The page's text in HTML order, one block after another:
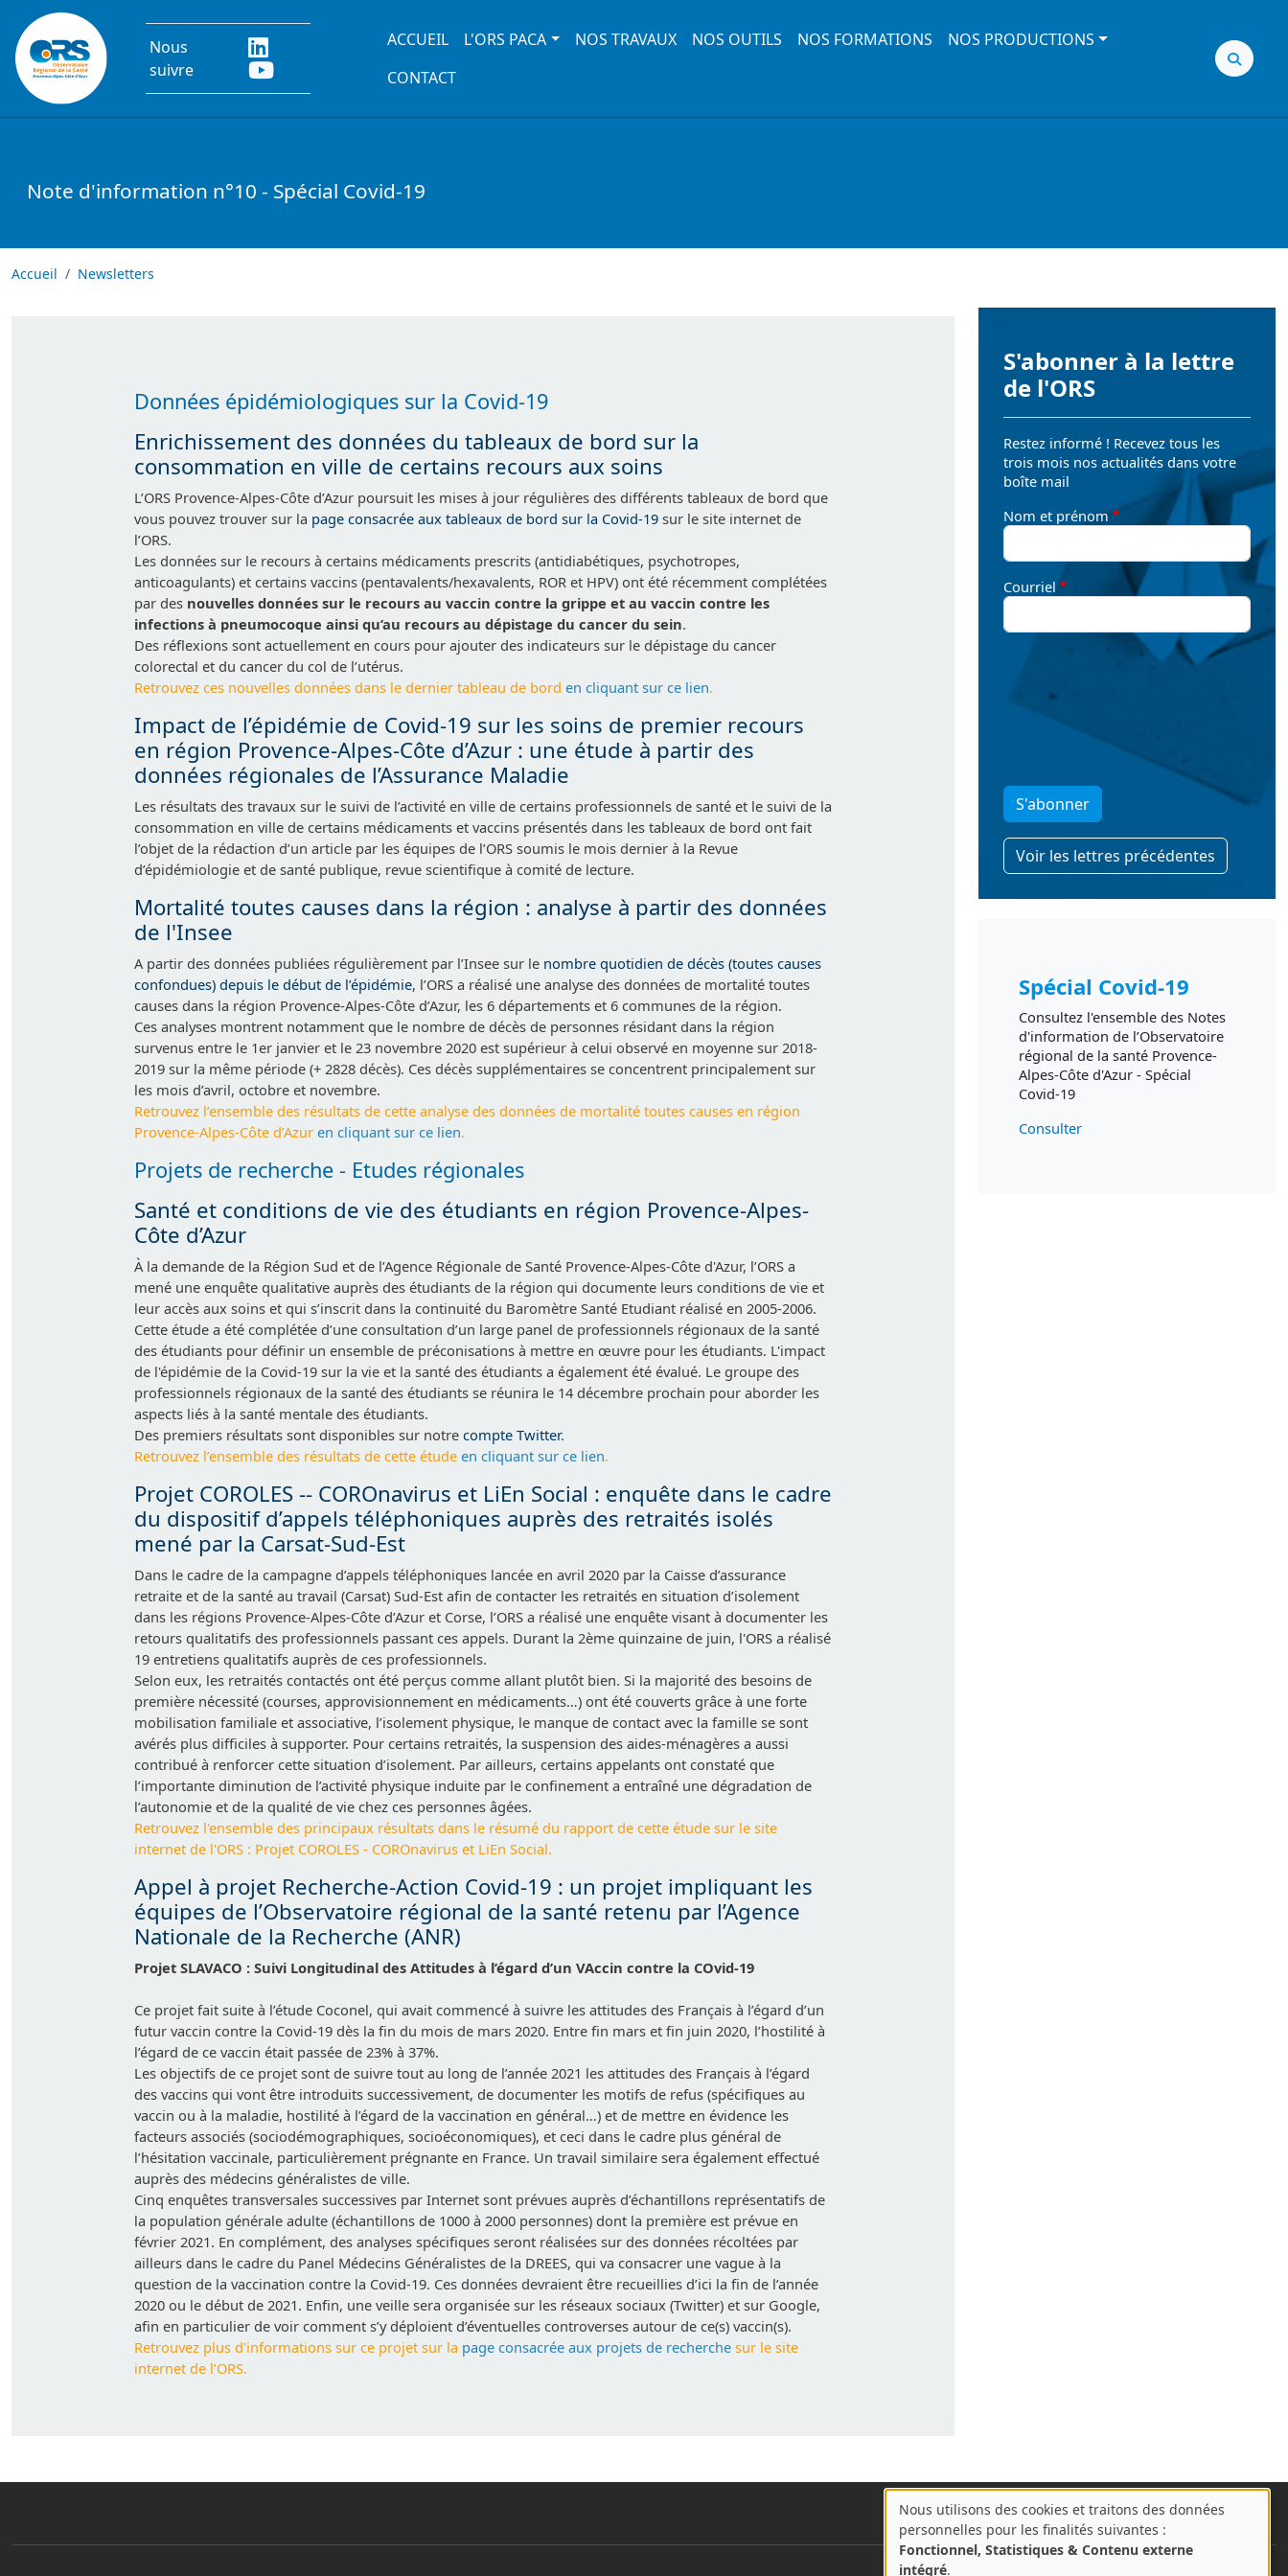
Aller au contenu principal
Nous
suivre
Main navigation
ACCUEIL L'ORS PACA NOS TRAVAUX NOS OUTILS NOS FORMATIONS
NOS PRODUCTIONS
CONTACT
Note d'information n°10 - Spécial Covid-19
Accueil Newsletters
Données épidémiologiques sur la Covid-19
Enrichissement des données du tableaux de bord sur la
consommation en ville de certains recours aux soins
L’ORS Provence-Alpes-Côte d’Azur poursuit les mises à jour régulières des différents tableaux de bord que
vous pouvez trouver sur la page consacrée aux tableaux de bord sur la Covid-19 sur le site internet de
l’ORS.
Les données sur le recours à certains médicaments prescrits (antidiabétiques, psychotropes,
anticoagulants) et certains vaccins (pentavalents/hexavalents, ROR et HPV) ont été récemment complétées
par des nouvelles données sur le recours au vaccin contre la grippe et au vaccin contre les
infections à pneumocoque ainsi qu’au recours au dépistage du cancer du sein.
Des réflexions sont actuellement en cours pour ajouter des indicateurs sur le dépistage du cancer
colorectal et du cancer du col de l’utérus.
Retrouvez ces nouvelles données dans le dernier tableau de bord en cliquant sur ce lien.
Impact de l’épidémie de Covid-19 sur les soins de premier recours
en région Provence-Alpes-Côte d’Azur : une étude à partir des
données régionales de l’Assurance Maladie
Les résultats des travaux sur le suivi de l’activité en ville de certains professionnels de santé et le suivi de la
consommation en ville de certains médicaments et vaccins présentés dans les tableaux de bord ont fait
l’objet de la rédaction d’un article par les équipes de l’ORS soumis le mois dernier à la Revue
d’épidémiologie et de santé publique, revue scientifique à comité de lecture.
Mortalité toutes causes dans la région : analyse à partir des données
de l'Insee
A partir des données publiées régulièrement par l’Insee sur le nombre quotidien de décès (toutes causes
confondues) depuis le début de l’épidémie, l’ORS a réalisé une analyse des données de mortalité toutes
causes dans la région Provence-Alpes-Côte d’Azur, les 6 départements et 6 communes de la région.
Ces analyses montrent notamment que le nombre de décès de personnes résidant dans la région
survenus entre le 1er janvier et le 23 novembre 2020 est supérieur à celui observé en moyenne sur 2018-
2019 sur la même période (+ 2828 décès). Ces décès supplémentaires se concentrent principalement sur
les mois d’avril, octobre et novembre.
Retrouvez l’ensemble des résultats de cette analyse des données de mortalité toutes causes en région
Provence-Alpes-Côte d’Azur en cliquant sur ce lien.
Projets de recherche - Etudes régionales
Santé et conditions de vie des étudiants en région Provence-Alpes-
Côte d’Azur
À la demande de la Région Sud et de l’Agence Régionale de Santé Provence-Alpes-Côte d'Azur, l’ORS a
mené une enquête qualitative auprès des étudiants de la région qui documente leurs conditions de vie et
leur accès aux soins et qui s’inscrit dans la continuité du Baromètre Santé Etudiant réalisé en 2005-2006.
Cette étude a été complétée d’une consultation d’un large panel de professionnels régionaux de la santé
des étudiants pour définir un ensemble de préconisations à mettre en œuvre pour les étudiants. L'impact
de l'épidémie de la Covid-19 sur la vie et la santé des étudiants a également été évalué. Le groupe des
professionnels régionaux de la santé des étudiants se réunira le 14 décembre prochain pour aborder les
aspects liés à la santé mentale des étudiants.
Des premiers résultats sont disponibles sur notre compte Twitter.
Retrouvez l’ensemble des résultats de cette étude en cliquant sur ce lien.
Projet COROLES -- COROnavirus et LiEn Social : enquête dans le cadre
du dispositif d’appels téléphoniques auprès des retraités isolés
mené par la Carsat-Sud-Est
Dans le cadre de la campagne d’appels téléphoniques lancée en avril 2020 par la Caisse d’assurance
retraite et de la santé au travail (Carsat) Sud-Est afin de contacter les retraités en situation d’isolement
dans les régions Provence-Alpes-Côte d’Azur et Corse, l’ORS a réalisé une enquête visant à documenter les
retours qualitatifs des professionnels passant ces appels. Durant la 2ème quinzaine de juin, l'ORS a réalisé
19 entretiens qualitatifs auprès de ces professionnels.
Selon eux, les retraités contactés ont été perçus comme allant plutôt bien. Si la majorité des besoins de
première nécessité (courses, approvisionnement en médicaments…) ont été couverts grâce à une forte
mobilisation familiale et associative, l’isolement physique, le manque de contact avec la famille se sont
avérés plus difficiles à supporter. Pour certains retraités, la suspension des aides-ménagères a aussi
contribué à renforcer cette situation d’isolement. Par ailleurs, certains appelants ont constaté que
l’importante diminution de l’activité physique induite par le confinement a entraîné une dégradation de
l’autonomie et de la qualité de vie chez ces personnes âgées.
Retrouvez l'ensemble des principaux résultats dans le résumé du rapport de cette étude sur le site
internet de l'ORS : Projet COROLES - COROnavirus et LiEn Social.
Appel à projet Recherche-Action Covid-19 : un projet impliquant les
équipes de l’Observatoire régional de la santé retenu par l’Agence
Nationale de la Recherche (ANR)
Projet SLAVACO : Suivi Longitudinal des Attitudes à l’égard d’un VAccin contre la COvid-19
Ce projet fait suite à l’étude Coconel, qui avait commencé à suivre les attitudes des Français à l’égard d’un
futur vaccin contre la Covid-19 dès la fin du mois de mars 2020. Entre fin mars et fin juin 2020, l’hostilité à
l’égard de ce vaccin était passée de 23% à 37%.
Les objectifs de ce projet sont de suivre tout au long de l’année 2021 les attitudes des Français à l’égard
des vaccins qui vont être introduits successivement, de documenter les motifs de refus (spécifiques au
vaccin ou à la maladie, hostilité à l’égard de la vaccination en général…) et de mettre en évidence les
facteurs associés (sociodémographiques, socioéconomiques), et ceci dans le cadre plus général de
l’hésitation vaccinale, particulièrement prégnante en France. Un travail similaire sera également effectué
auprès des médecins généralistes de ville.
Cinq enquêtes transversales successives par Internet sont prévues auprès d’échantillons représentatifs de
la population générale adulte (échantillons de 1000 à 2000 personnes) dont la première est prévue en
février 2021. En complément, des analyses spécifiques seront réalisées sur des données récoltées par
ailleurs dans le cadre du Panel Médecins Généralistes de la DREES, qui va consacrer une vague à la
question de la vaccination contre la Covid-19. Ces données devraient être recueillies d’ici la fin de l’année
2020 ou le début de 2021. Enfin, une veille sera organisée sur les réseaux sociaux (Twitter) et sur Google,
afin en particulier de voir comment s’y déploient d’éventuelles controverses autour de ce(s) vaccin(s).
Retrouvez plus d'informations sur ce projet sur la page consacrée aux projets de recherche sur le site
internet de l’ORS.
S'abonner à la lettre
de l'ORS
Restez informé ! Recevez tous les
trois mois nos actualités dans votre
boîte mail
Nom et prénom
Courriel
S'abonner
Voir les lettres précédentes
Spécial Covid-19
Consultez l'ensemble des Notes
d'information de l’Observatoire
régional de la santé Provence-
Alpes-Côte d'Azur - Spécial
Covid-19
Consulter
A
propos
des
Nous utilisons des cookies et traitons des données
personnelles pour les finalités suivantes :
Fonctionnel, Statistiques & Contenu externe
intégré.